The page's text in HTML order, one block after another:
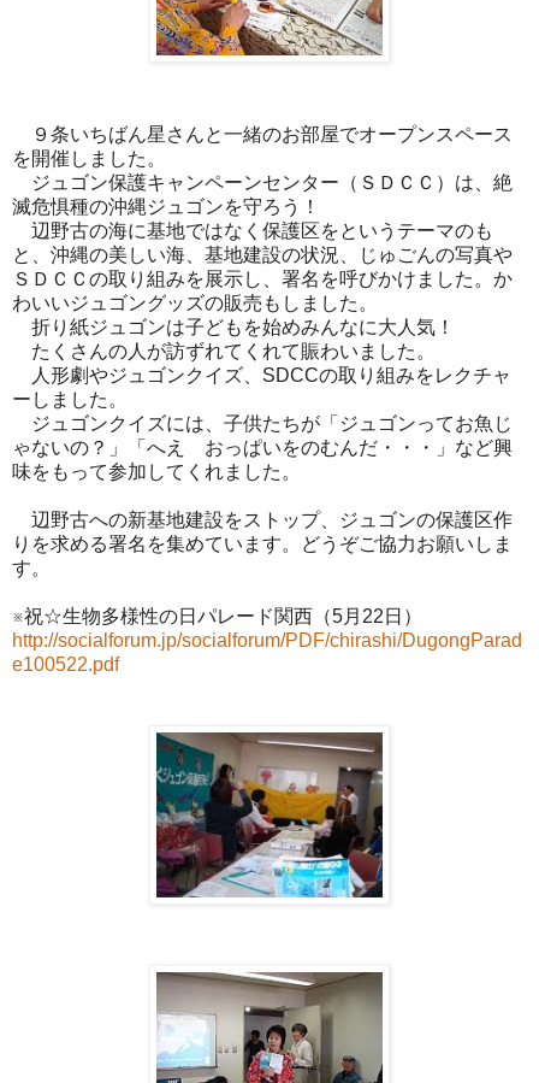
９条いちばん星さんと一緒のお部屋でオープンスペース
を開催しました。
ジュゴン保護キャンペーンセンター（ＳＤＣＣ）は、絶
滅危惧種の沖縄ジュゴンを守ろう！
辺野古の海に基地ではなく保護区をというテーマのも
と、沖縄の美しい海、基地建設の状況、じゅごんの写真や
ＳＤＣＣの取り組みを展示し、署名を呼びかけました。か
わいいジュゴングッズの販売もしました。
折り紙ジュゴンは子どもを始めみんなに大人気！
たくさんの人が訪ずれてくれて賑わいました。
人形劇やジュゴンクイズ、SDCCの取り組みをレクチャ
ーしました。
ジュゴンクイズには、子供たちが「ジュゴンってお魚じ
ゃないの？」「へえ おっぱいをのむんだ・・・」など興
味をもって参加してくれました。
辺野古への新基地建設をストップ、ジュゴンの保護区作
りを求める署名を集めています。どうぞご協力お願いしま
す。
※祝☆生物多様性の日パレード関西（5月22日）
http://socialforum.jp/socialforum/PDF/chirashi/DugongParad
e100522.pdf